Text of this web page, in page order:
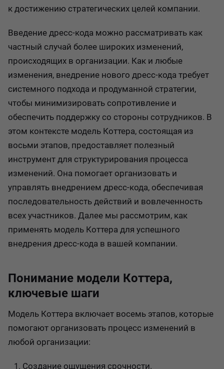
к достижению стратегических целей компании.
Введение дресс-кода можно рассматривать как
частный случай более широких изменений,
происходящих в организации. Как и любые
изменения, внедрение нового дресс-кода требует
системного подхода и продуманной стратегии,
чтобы минимизировать сопротивление и
обеспечить поддержку со стороны сотрудников. В
этом контексте модель Коттера, состоящая из
восьми этапов, предоставляет полезный
инструмент для структурирования процесса
изменений. Она помогает организовать и
управлять внедрением дресс-кода, обеспечивая
последовательность действий и вовлеченность
всех участников. Далее мы рассмотрим, как
применять модель Коттера для успешного
внедрения дресс-кода в вашей компании.
Понимание модели Коттера,
ключевые шаги
Модель Коттера включает восемь этапов, которые
помогают организовать процесс изменений в
любой организации:
Создание ощущения срочности.